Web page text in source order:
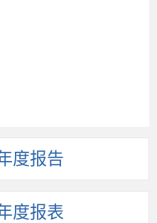
度报告
度报表